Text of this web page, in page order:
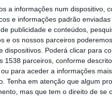
a informações num dispositivo,
e informações padrão
publicidade e conteúdos,
e os nossos parceiros
dispositivos. Poderá clicar para
1538 parceiros, conforme
para aceder a informações
Tenha em atenção que algum
mas que tem o direito de se